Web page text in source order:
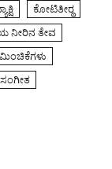
ಕೋಟಿತೀರ್‍ಥ
ನೀರಿನ ತೇವ
ಮಿಂಚಿಕೆಗಳು
ಸಂಗೀತ